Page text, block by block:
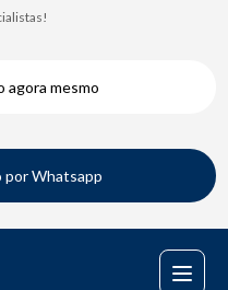
agora mesmo
por Whatsapp